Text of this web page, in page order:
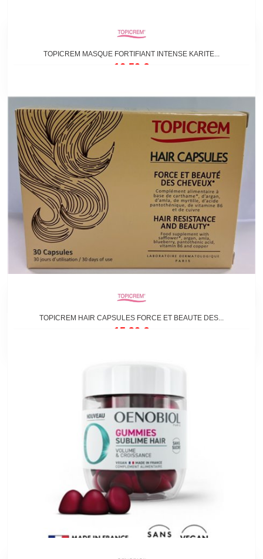
TOPICREM MASQUE FORTIFIANT INTENSE KARITE...
16,50 €
TOPICREM HAIR CAPSULES FORCE ET BEAUTE DES...
15,90 €